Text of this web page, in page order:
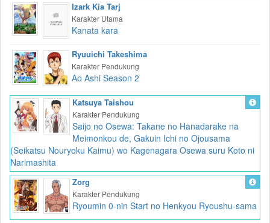
Izark Kia Tarj
Karakter Utama
Kanata kara
Ryuuichi Takeshima
Karakter Pendukung
Ao Ashi Season 2
Katsuya Taishou
Karakter Pendukung
Saijo no Osewa: Takane no Hanadarake na
Meimonkou de, Gakuin Ichi no Ojousama
(Seikatsu Nouryoku Kaimu) wo Kagenagara Osewa suru Koto ni
Narimashita
Zorg
Karakter Pendukung
Ryoumin 0-nin Start no Henkyou Ryoushu-sama